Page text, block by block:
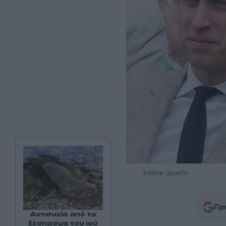
Intime αρχείο
Ανησυχία από το
ξέσπασμα του ιού